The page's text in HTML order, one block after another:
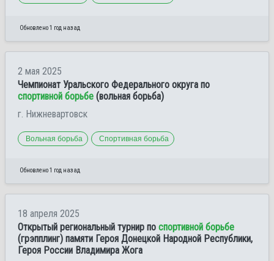
Обновлено 1 год назад
2 мая 2025
Чемпионат Уральского Федерального округа по
спортивной борьбе (вольная борьба)
г. Нижневартовск
Вольная борьба Спортивная борьба
Обновлено 1 год назад
18 апреля 2025
Открытый региональный турнир по спортивной борьбе
(грэпплинг) памяти Героя Донецкой Народной Республики,
Героя России Владимира Жога